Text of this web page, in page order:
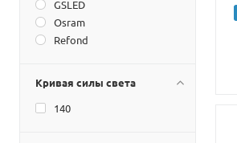
GSLED
Osram
Refond
Кривая силы света
140